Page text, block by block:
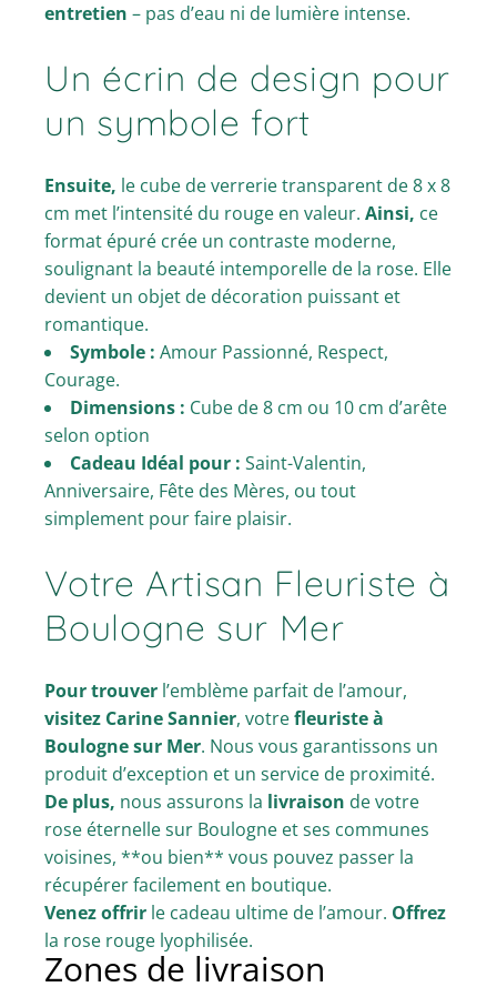
entretien – pas d’eau ni de lumière intense.
Un écrin de design pour
un symbole fort
Ensuite, le cube de verrerie transparent de 8 x 8
cm met l’intensité du rouge en valeur.Ainsi, ce
format épuré crée un contraste moderne,
soulignant la beauté intemporelle de la rose. Elle
devient un objet de décoration puissant et
romantique.
Symbole : Amour Passionné, Respect,
Courage.
Dimensions : Cube de 8 cm ou 10 cm d’arête
selon option
Cadeau Idéal pour : Saint-Valentin,
Anniversaire, Fête des Mères, ou tout
simplement pour faire plaisir.
Votre Artisan Fleuriste à
Boulogne sur Mer
Pour trouver l’emblème parfait de l’amour,
visitez Carine Sannier, votrefleuriste à
Boulogne sur Mer. Nous vous garantissons un
produit d’exception et un service de proximité.
De plus, nous assurons la livraison de votre
rose éternelle sur Boulogne et ses communes
voisines, **ou bien** vous pouvez passer la
récupérer facilement en boutique.
Venez offrir le cadeau ultime de l’amour. Offrez
la rose rouge lyophilisée.
Zones de livraison